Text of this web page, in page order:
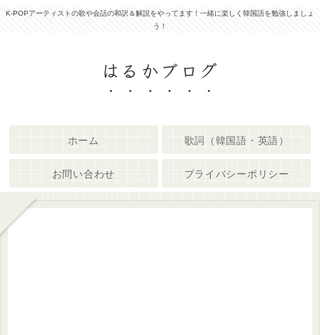
K-POPアーティストの歌や会話の和訳＆解説をやってます！一緒に楽しく韓国語を勉強しましょ
う！
はるかブログ
ホーム 歌詞（韓国語・英語）
お問い合わせ プライバシーポリシー